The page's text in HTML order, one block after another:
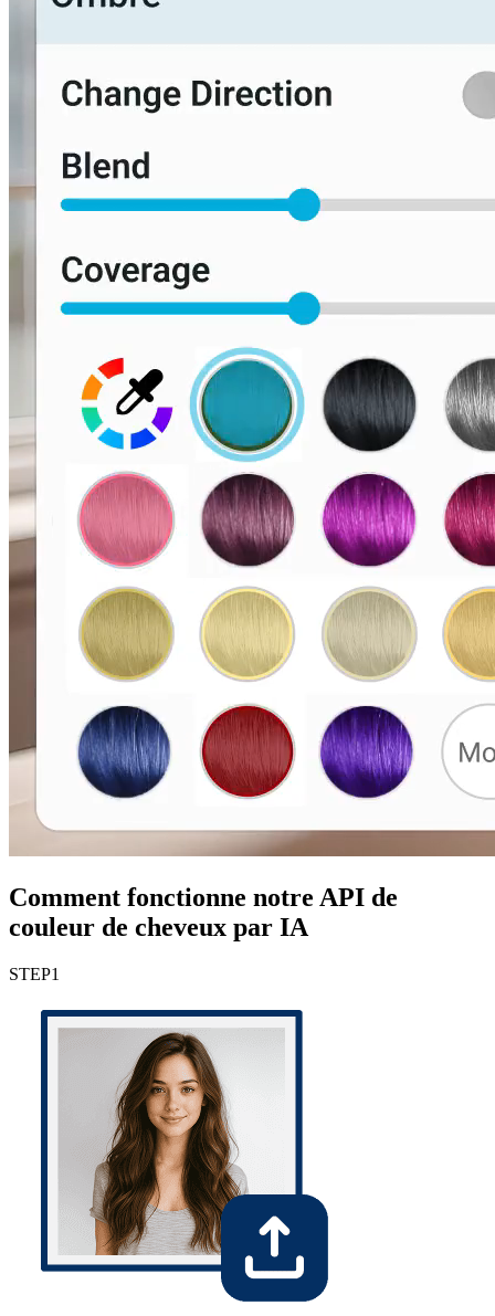
Comment fonctionne notre API de
couleur de cheveux par IA
STEP1